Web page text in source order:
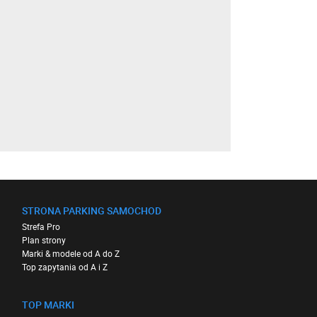
STRONA PARKING SAMOCHOD
Strefa Pro
Plan strony
Marki & modele od A do Z
Top zapytania od A i Z
TOP MARKI